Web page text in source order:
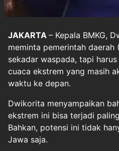
JAKARTA – Kepala BMKG,
meminta pemerintah daerah (
sekadar waspada, tapi
cuaca ekstrem yang masih
waktu ke depan.
Dwikorita menyampaikan
ekstrem ini bisa terjadi
Bahkan, potensi ini tidak
Jawa saja.